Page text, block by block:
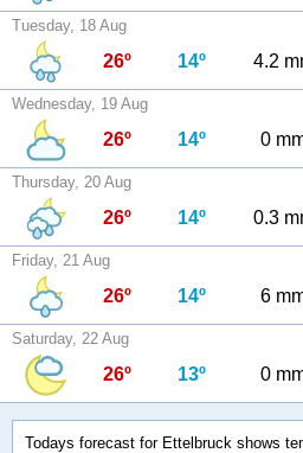
Tuesday, 18 Aug
26º 14º 4.2
Wednesday, 19 Aug
26º 14º 0
Thursday, 20 Aug
26º 14º 0.3
Friday, 21 Aug
26º 14º 6
Saturday, 22 Aug
26º 13º 0
Todays forecast for Ettelbruck shows